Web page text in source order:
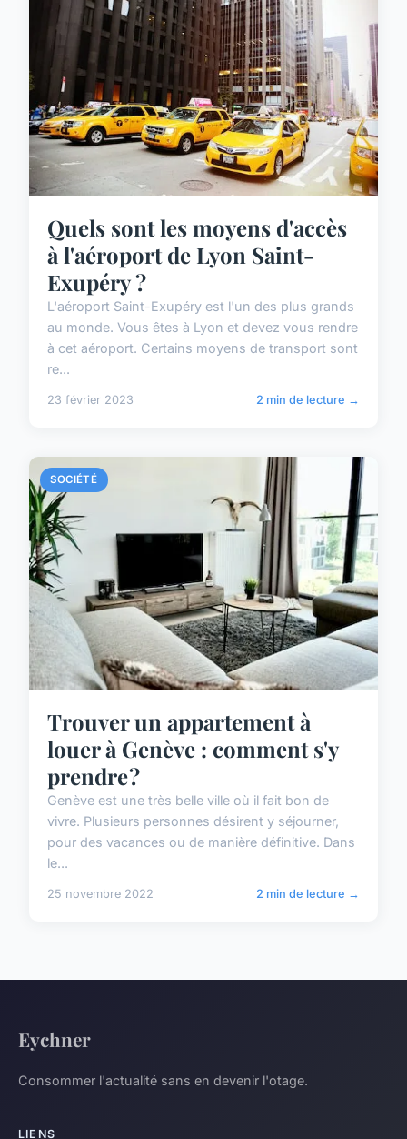
Quels sont les moyens d'accès
à l'aéroport de Lyon Saint-
Exupéry ?
L'aéroport Saint-Exupéry est l'un des plus grands
au monde. Vous êtes à Lyon et devez vous rendre
à cet aéroport. Certains moyens de transport sont
re...
23 février 2023 2 min de lecture →
SOCIÉTÉ
Trouver un appartement à
louer à Genève : comment s'y
prendre ?
Genève est une très belle ville où il fait bon de
vivre. Plusieurs personnes désirent y séjourner,
pour des vacances ou de manière définitive. Dans
le...
25 novembre 2022 2 min de lecture →
Eychner
Consommer l'actualité sans en devenir l'otage.
LIENS